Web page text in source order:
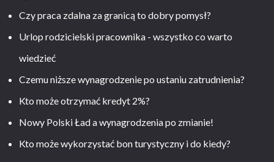
Czy praca zdalna za granicą to dobry pomysł?
Urlop rodzicielski pracownika - wszystko co warto
wiedzieć
Czemu niższe wynagrodzenie po ustaniu zatrudnienia?
Kto może otrzymać kredyt 2%?
Nowy Polski Ład a wynagrodzenia po zmianie!
Kto może wykorzystać bon turystyczny i do kiedy?